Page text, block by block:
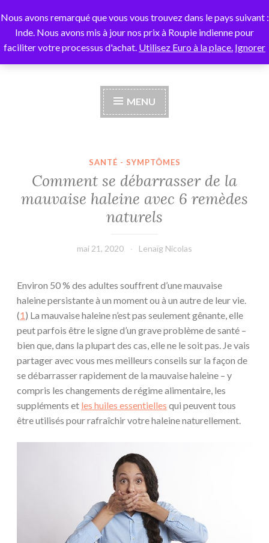
Accéder
au
contenu
Zenessentiel
Le guide des huiles essentielles
MENU
SANTÉ - SYMPTÔMES
Comment se débarrasser de la
mauvaise haleine avec 6 remèdes
naturels
mai 21, 2020 Lenaïg Nicolas
Environ 50 % des adultes souffrent d’une mauvaise
haleine persistante à un moment ou à un autre de leur vie.
(1) La mauvaise haleine n’est pas seulement gênante, elle
peut parfois être le signe d’un grave problème de santé –
bien que, dans la plupart des cas, elle ne le soit pas. Je vais
partager avec vous mes meilleurs conseils sur la façon de
se débarrasser rapidement de la mauvaise haleine – y
compris les changements de régime alimentaire, les
suppléments et les huiles essentielles qui peuvent tous
être utilisés pour rafraîchir votre haleine naturellement.
Nous avons remarqué que vous vous trouvez dans le pays suivant :
Inde. Nous avons mis à jour nos prix à Roupie indienne pour
faciliter votre processus d'achat. Utilisez Euro à la place. Ignorer